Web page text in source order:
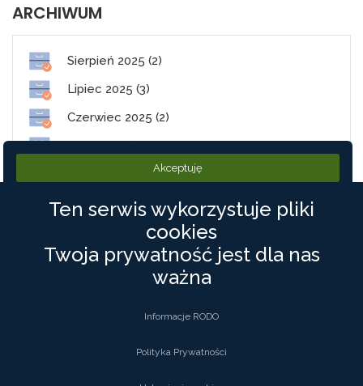
ARCHIWUM
Sierpień 2025 (2)
Lipiec 2025 (3)
Czerwiec 2025 (2)
Maj 2025 (1)
Styczeń 2025 (2)
PolneDrogi.pl
Polityka Prywatności
Akceptuję
Ten serwis wykorzystuje pliki
cookies
Twoja prywatność jest dla nas
ważna
Informacje RODO
Polityka Prywatności